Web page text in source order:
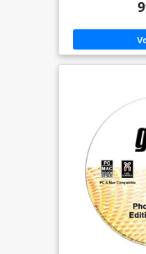
Peignez une zone
NOUVEAUTÉ -
Redonnez de
éliminant les
OPTIMISATION
de vos photos
facilité.
modèles Adobe
nouvelle
milliers de
sociaux, les